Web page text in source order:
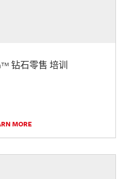
钻石零售 培训
MORE